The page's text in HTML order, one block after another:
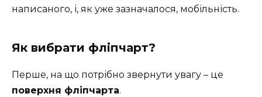
написаного, і, як уже зазначалося, мобільність.
Як вибрати фліпчарт?
Перше, на що потрібно звернути увагу – це
поверхня фліпчарта.